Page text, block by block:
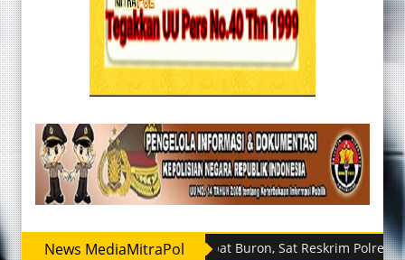
News MediaMitraPolSempat Buron, Sat Reskrim Polres Sergai